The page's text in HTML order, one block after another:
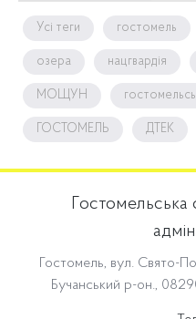
Усі теги гостомель
озера нацгвардія
МОЩУН
ГОСТОМЕЛЬ ДТЕК
Гостомель, вул. Свято-
Бучанський р-он.,